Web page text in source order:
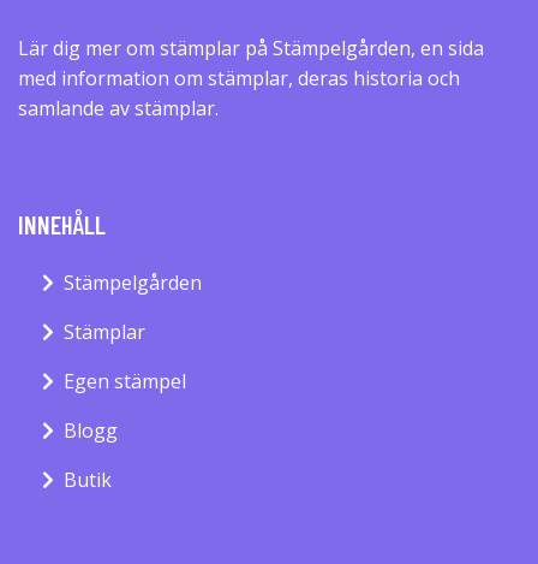
Lär dig mer om stämplar på Stämpelgården, en sida
med information om stämplar, deras historia och
samlande av stämplar.
INNEHÅLL
Stämpelgården
Stämplar
Egen stämpel
Blogg
Butik